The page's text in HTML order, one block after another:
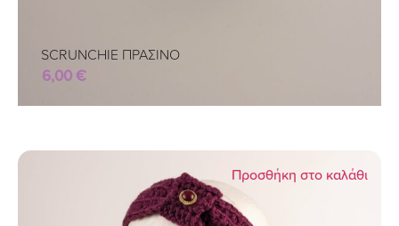
SCRUNCHIE ΠΡΑΣΙΝΟ
6,00 €
Προσθήκη στο καλάθι